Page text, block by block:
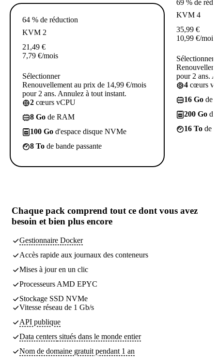
64 % de réduction
KVM 2
21,49 €
7,79 €/mois
Sélectionner
Renouvellement au prix de 14,99 €/mois
pour 2 ans. Annulez à tout instant.
2 cœurs vCPU
8 Go de RAM
100 Go d'espace disque NVMe
8 To de bande passante
69 % de
KVM 4
35,99 €
10,99 €/mois
Sélectionner
pour 2 ans.
4 cœurs
16 Go de
200 Go
16 To de
Chaque pack comprend tout ce dont vous avez
besoin et bien plus encore
Gestionnaire Docker
Accès rapide aux journaux des conteneurs
Mises à jour en un clic
Processeurs AMD EPYC
Stockage SSD NVMe
Vitesse réseau de 1 Gb/s
API publique
Data centers situés dans le monde entier
Nom de domaine gratuit pendant 1 an